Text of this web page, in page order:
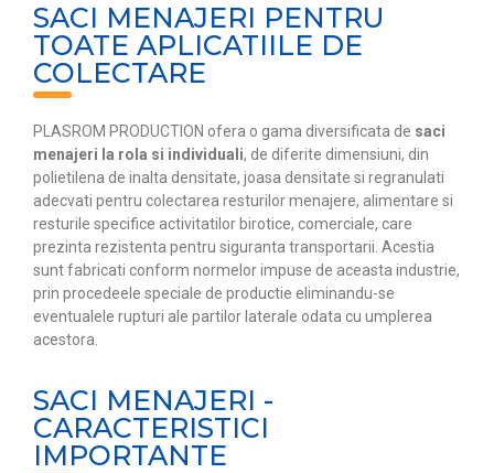
SACI MENAJERI PENTRU
TOATE APLICATIILE DE
COLECTARE
PLASROM PRODUCTION ofera o gama diversificata de saci
menajeri la rola si individuali, de diferite dimensiuni, din
polietilena de inalta densitate, joasa densitate si regranulati
adecvati pentru colectarea resturilor menajere, alimentare si
resturile specifice activitatilor birotice, comerciale, care
prezinta rezistenta pentru siguranta transportarii. Acestia
sunt fabricati conform normelor impuse de aceasta industrie,
prin procedeele speciale de productie eliminandu-se
eventualele rupturi ale partilor laterale odata cu umplerea
acestora.
SACI MENAJERI -
CARACTERISTICI
IMPORTANTE